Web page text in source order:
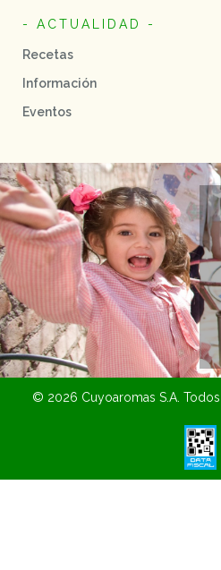
- ACTUALIDAD -
Recetas
Información
Eventos
© 2026 Cuyoaromas S.A.